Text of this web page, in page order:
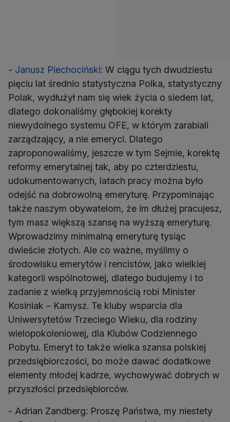
- Janusz Piechociński: W ciągu tych dwudziestu
pięciu lat średnio statystyczna Polka, statystyczny
Polak, wydłużył nam się wiek życia o siedem lat,
dlatego dokonaliśmy głębokiej korekty
niewydolnego systemu OFE, w którym zarabiali
zarządzający, a nie emeryci. Dlatego
zaproponowaliśmy, jeszcze w tym Sejmie, korektę
reformy emerytalnej tak, aby po czterdziestu,
udokumentowanych, latach pracy można było
odejść na dobrowolną emeryturę. Przypominając
także naszym obywatelom, że im dłużej pracujesz,
tym masz większą szansę na wyższą emeryturę.
Wprowadzimy minimalną emeryturę tysiąc
dwieście złotych. Ale co ważne, myślimy o
środowisku emerytów i rencistów, jako wielkiej
kategorii wspólnotowej, dlatego budujemy i to
zadanie z wielką przyjemnością robi Minister
Kosiniak – Kamysz. Te kluby wsparcia dla
Uniwersytetów Trzeciego Wieku, dla rodziny
wielopokoleniowej, dla Klubów Codziennego
Pobytu. Emeryt to także wielka szansa polskiej
przedsiębiorczości, bo może dawać dodatkowe
elementy młodej kadrze, wychowywać dobrych w
przyszłości przedsiębiorców.
- Adrian Zandberg: Proszę Państwa, my niestety